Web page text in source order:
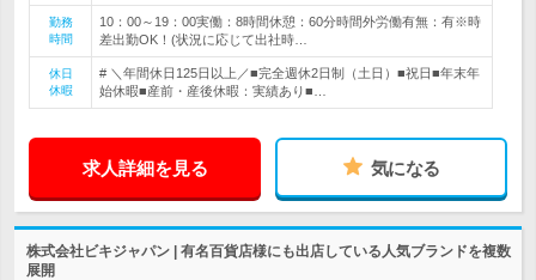
勤務
時間
10：00～19：00実働：8時間休憩：60分時間外労働有無：有※時
差出勤OK！(状況に応じて出社時…
休日
休暇
# ＼年間休日125日以上／■完全週休2日制（土日）■祝日■年末年
始休暇■産前・産後休暇：実績あり■…
求人詳細を見る 気になる
株式会社ビキジャパン | 有名百貨店様にも出店している人気ブランドを複数
展開